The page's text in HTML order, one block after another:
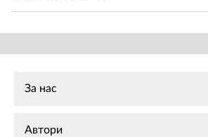
За нас
Автори